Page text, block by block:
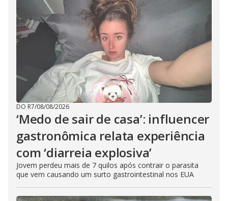
DO R7/08/08/2026
‘Medo de sair de casa’: influencer
gastronômica relata experiência
com ‘diarreia explosiva’
Jovem perdeu mais de 7 quilos após contrair o parasita
que vem causando um surto gastrointestinal nos EUA